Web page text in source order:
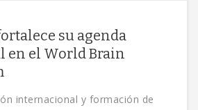
su agenda
en el World Brain
internacional y formación de